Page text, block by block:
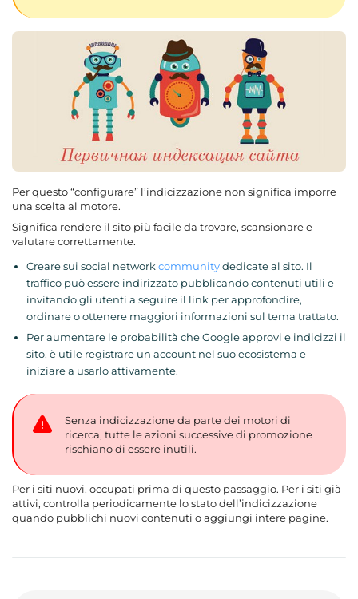
Per questo “configurare” l’indicizzazione non significa imporre
una scelta al motore.
Significa rendere il sito più facile da trovare, scansionare e
valutare correttamente.
Creare sui social networkcommunitydedicate al sito. Il
traffico può essere indirizzato pubblicando contenuti utili e
invitando gli utenti a seguire il link per approfondire,
ordinare o ottenere maggiori informazioni sul tema trattato.
Per aumentare le probabilità che Google approvi e indicizzi il
sito, è utile registrare un account nel suo ecosistema e
iniziare a usarlo attivamente.
Senza indicizzazione da parte dei motori di
ricerca, tutte le azioni successive di promozione
rischiano di essere inutili.
Per i siti nuovi, occupati prima di questo passaggio. Per i siti già
attivi, controlla periodicamente lo stato dell’indicizzazione
quando pubblichi nuovi contenuti o aggiungi intere pagine.